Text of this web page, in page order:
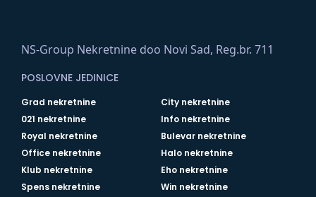
NS-Group Nekretnine doo Novi Sad, Reg.br. 711
POSLOVNE JEDINICE
Grad nekretnine
City nekretnine
021 nekretnine
Info nekretnine
Royal nekretnine
Bulevar nekretnine
Office nekretnine
Halo nekretnine
Klub nekretnine
Eho nekretnine
Spens nekretnine
Win nekretnine